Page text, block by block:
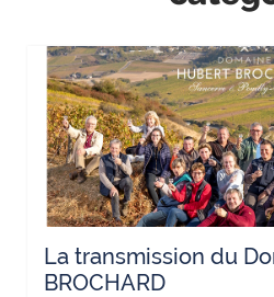
La transmission du
BROCHARD